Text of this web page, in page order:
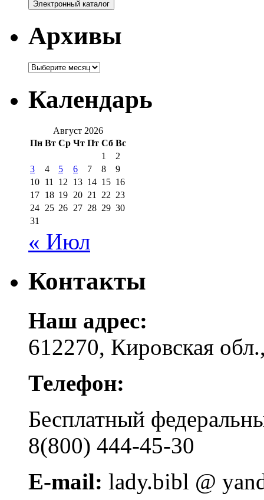
Архивы
Архивы
Календарь
Август 2026
Пн Вт Ср Чт Пт Сб Вс
1
2
3
4 5 6 7 8
9
10 11 12 13 14 15 16
17 18 19 20 21 22 23
24 25 26 27 28 29 30
31
« Июл
Контакты
Наш адрес:
612270, Кировская
Телефон:
Бесплатный
8(800) 444-45-30
E-mail: lady.bibl @